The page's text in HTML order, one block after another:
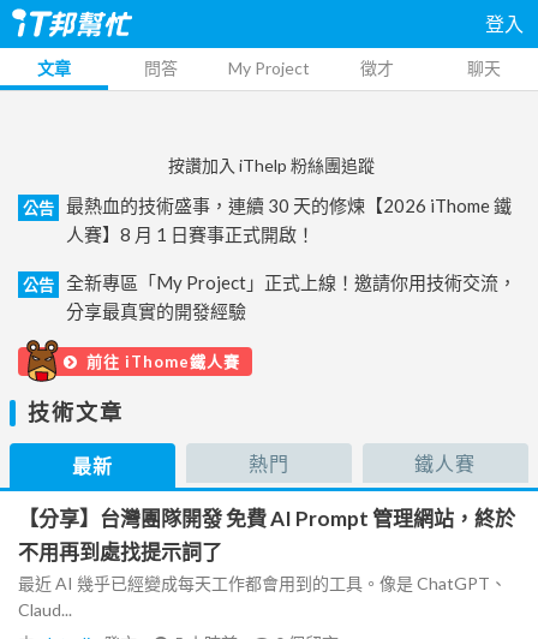
登入
文章 問答 My Project 徵才 聊天
按讚加入 iThelp 粉絲團追蹤
公告
最熱血的技術盛事，連續 30 天的修煉【2026 iThome 鐵
人賽】8 月 1 日賽事正式開啟！
公告
全新專區「My Project」正式上線！邀請你用技術交流，
分享最真實的開發經驗
前往 iThome鐵人賽
技術文章
最新 熱門 鐵人賽
【分享】台灣團隊開發 免費 AI Prompt 管理網站，終於
不用再到處找提示詞了
最近 AI 幾乎已經變成每天工作都會用到的工具。像是 ChatGPT、
Claud...